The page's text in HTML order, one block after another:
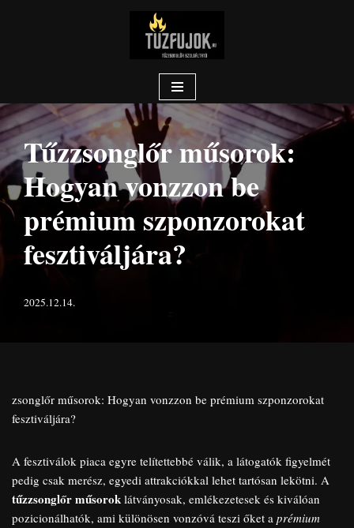
Tűzzsonglőr műsorok:
Hogyan vonzzon be
prémium szponzorokat
fesztiváljára?
2025.12.14.
zsonglőr műsorok: Hogyan vonzzon be prémium szponzorokat
fesztiváljára?
A fesztiválok piaca egyre telítettebbé válik, a látogatók figyelmét
pedig csak merész, egyedi attrakciókkal lehet tartósan lekötni. A
tűzzsonglőr műsorok látványosak, emlékezetesek és kiválóan
pozicionálhatók, ami különösen vonzóvá teszi őket a prémium